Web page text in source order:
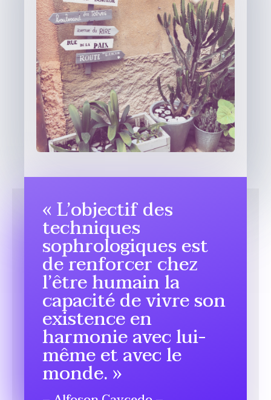
« L’objectif des
techniques
sophrologiques est
de renforcer chez
l’être humain la
capacité de vivre son
existence en
harmonie avec lui-
même et avec le
monde. »